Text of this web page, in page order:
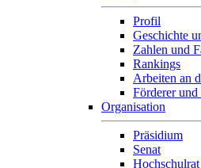
Profil
Geschichte
Zahlen und
Rankings
Arbeiten an
Förderer und
Organisation
Präsidium
Senat
Hochschulrat